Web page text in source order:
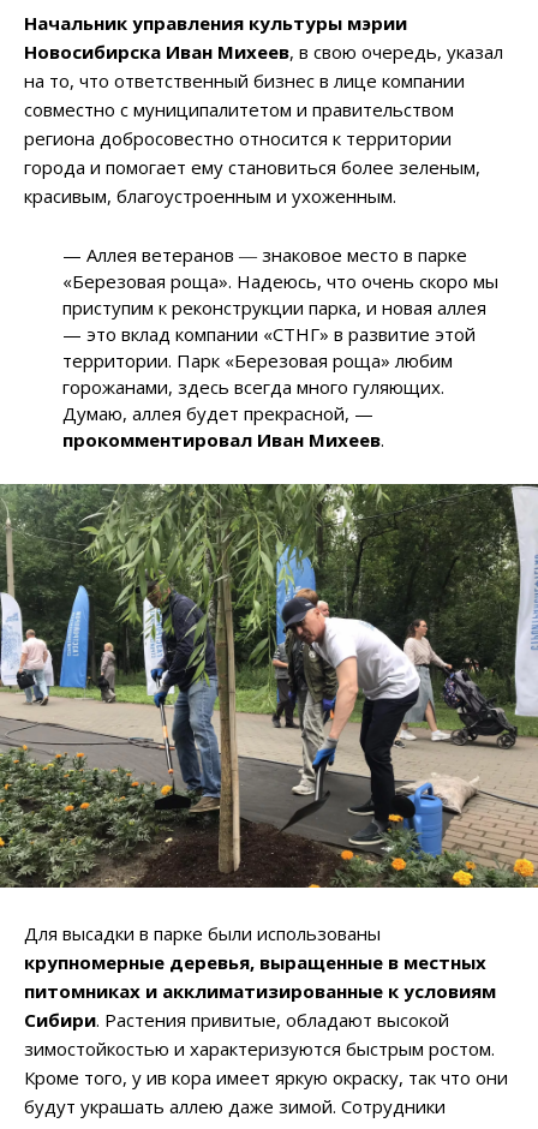
Начальник управления культуры мэрии
Новосибирска Иван Михеев, в свою очередь, указал
на то, что ответственный бизнес в лице компании
совместно с муниципалитетом и правительством
региона добросовестно относится к территории
города и помогает ему становиться более зеленым,
красивым, благоустроенным и ухоженным.
— Аллея ветеранов ― знаковое место в парке
«Березовая роща». Надеюсь, что очень скоро мы
приступим к реконструкции парка, и новая аллея
— это вклад компании «СТНГ» в развитие этой
территории. Парк «Березовая роща» любим
горожанами, здесь всегда много гуляющих.
Думаю, аллея будет прекрасной, —
прокомментировал Иван Михеев.
Для высадки в парке были использованы
крупномерные деревья, выращенные в местных
питомниках и акклиматизированные к условиям
Сибири. Растения привитые, обладают высокой
зимостойкостью и характеризуются быстрым ростом.
Кроме того, у ив кора имеет яркую окраску, так что они
будут украшать аллею даже зимой. Сотрудники